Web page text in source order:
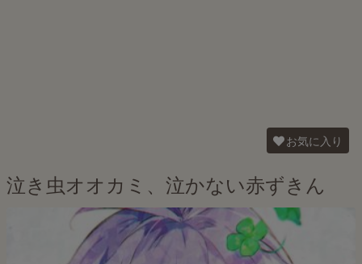
お気に入り
泣き虫オオカミ、泣かない赤ずきん